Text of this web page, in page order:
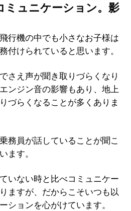
ミュニケーション。影
行機の中でも小さなお子様は
付けられていると思います。
さえ声が聞き取りづらくなり
ンジン音の影響もあり、地上
づらくなることが多くありま
務員が話していることが聞こ
ます。
いない時と比べコミュニケー
ますが、だからこそいつも以
ションを心がけています。